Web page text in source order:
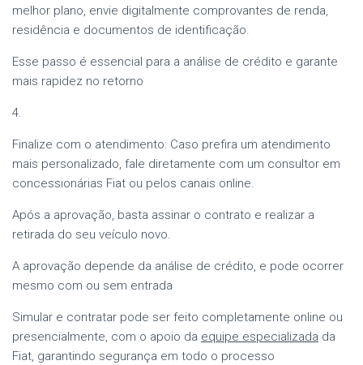
melhor plano, envie digitalmente comprovantes de renda,
residência e documentos de identificação.
Esse passo é essencial para a análise de crédito e garante
mais rapidez no retorno
4.
Finalize com o atendimento: Caso prefira um atendimento
mais personalizado, fale diretamente com um consultor em
concessionárias Fiat ou pelos canais online.
Após a aprovação, basta assinar o contrato e realizar a
retirada do seu veículo novo.
A aprovação depende da análise de crédito, e pode ocorrer
mesmo com ou sem entrada
Simular e contratar pode ser feito completamente online ou
presencialmente, com o apoio da equipe especializada da
Fiat, garantindo segurança em todo o processo